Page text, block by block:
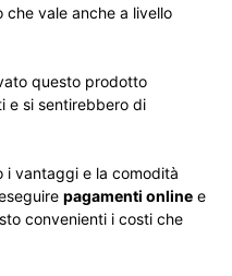
che vale anche a livello
questo prodotto
e si sentirebbero di
i vantaggi e la comodità
pagamenti online e
convenienti i costi che